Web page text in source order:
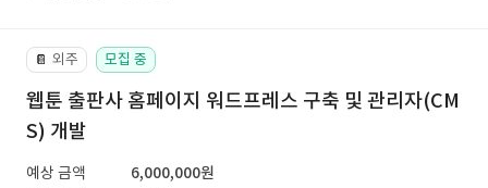
📔 외주 모집 중
웹툰 출판사 홈페이지 워드프레스 구축 및 관리자(CM
S) 개발
예상 금액
6,000,000원